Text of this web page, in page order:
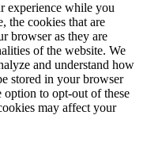
experience while you
the cookies that are
browser as they are
of the website. We
and understand how
stored in your browser
to opt-out of these
may affect your